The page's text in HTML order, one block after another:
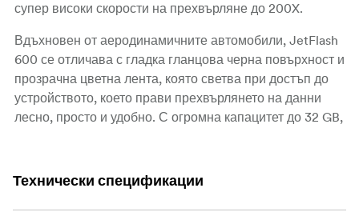
супер високи скорости на прехвърляне до 200X.
Вдъхновен от аеродинамичните автомобили, JetFlash
600 се отличава с гладка гланцова черна повърхност и
прозрачна цветна лента, която светва при достъп до
устройството, което прави прехвърлянето на данни
лесно, просто и удобно. С огромна капацитет до 32 GB,
съхранение на данни. Характеристики
Аеродинамичен, извит дизайн
Технически спецификации